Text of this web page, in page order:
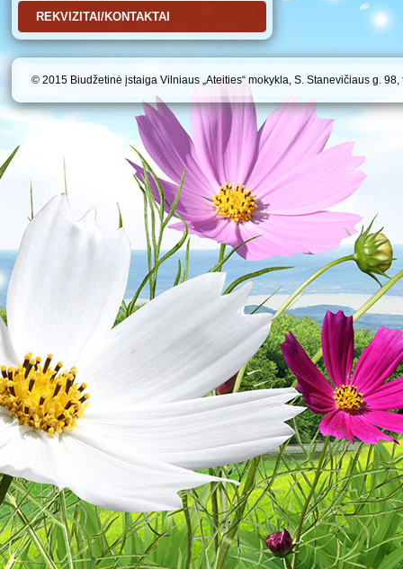
REKVIZITAI/KONTAKTAI
© 2015 Biudžetinė įstaiga Vilniaus „Ateities“ mokykla, S. Stanevičiaus g.